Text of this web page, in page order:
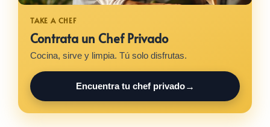
Contrata un Chef Privado
Cocina, sirve y limpia. Tú solo disfrutas.
Encuentra tu chef privado